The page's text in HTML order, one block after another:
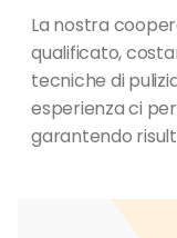
La nostra
qualificato,
tecniche di
esperienza ci
garantendo